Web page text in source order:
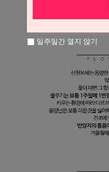
일주일간 열지 않기